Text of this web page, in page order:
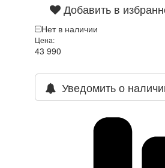
Добавить в
Нет в наличии
Цена:
43 990
Уведомить о